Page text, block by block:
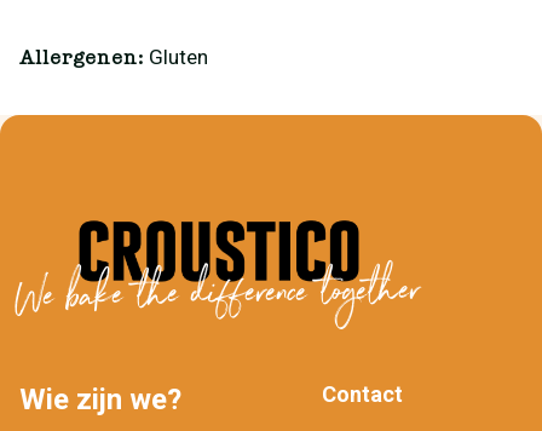
Allergenen: Gluten
We bake the difference together
Wie zijn we?
Contact